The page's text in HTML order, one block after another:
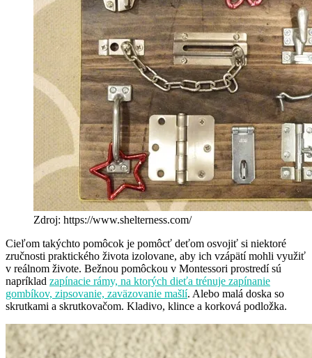
Zdroj: https://www.shelterness.com/
Cieľom takýchto pomôcok je pomôcť deťom osvojiť si niektoré
zručnosti praktického života izolovane, aby ich vzápätí mohli využiť
v reálnom živote. Bežnou pomôckou v Montessori prostredí sú
napríklad zapínacie rámy, na ktorých dieťa trénuje zapínanie
gombíkov, zipsovanie, zaväzovanie mašlí. Alebo malá doska so
skrutkami a skrutkovačom. Kladivo, klince a korková podložka.